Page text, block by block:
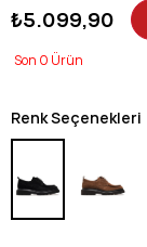
₺5.099,90
0
Renk Seçenekleri